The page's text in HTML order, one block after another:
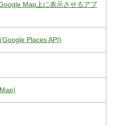
Map上に表示させるアプ
Places API)